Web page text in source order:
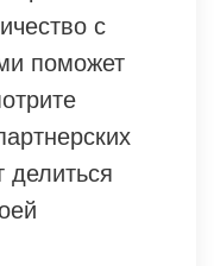
с
поможет
делиться